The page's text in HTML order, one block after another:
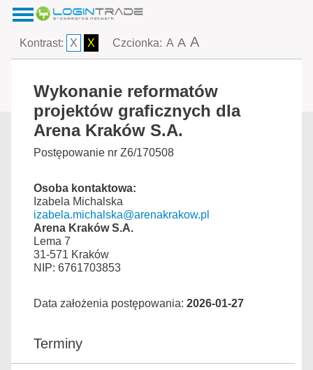
Kontrast: X X Czcionka: A A A
Wykonanie reformatów
projektów graficznych dla
Arena Kraków S.A.
Postępowanie nr Z6/170508
Osoba kontaktowa:
Izabela Michalska
izabela.michalska@arenakrakow.pl
Arena Kraków S.A.
Lema 7
31-571 Kraków
NIP: 6761703853
Data założenia postępowania: 2026-01-27
Terminy